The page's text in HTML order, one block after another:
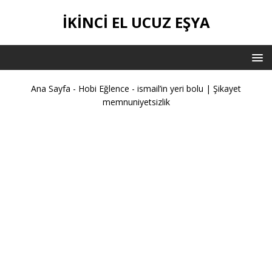
İKİNCİ EL UCUZ EŞYA
Ana Sayfa - Hobi Eğlence - ismail’in yeri bolu | Şikayet
memnuniyetsizlik